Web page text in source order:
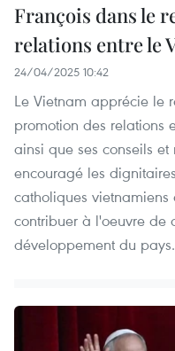
François dans le
relations entre le
24/04/2025 10:42
Le Vietnam apprécie le
promotion des relations
ainsi que ses conseils
encouragé les
catholiques
contribuer à l'oeuvre de
développement du pays.